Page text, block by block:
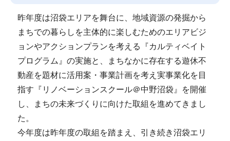
昨年度は沼袋エリアを舞台に、地域資源の発掘から
まちでの暮らしを主体的に楽しむためのエリアビジ
ョンやアクションプランを考える『カルティベイト
プログラム』の実施と、まちなかに存在する遊休不
動産を題材に活用案・事業計画を考え実事業化を目
指す『リノベーションスクール＠中野沼袋』を開催
し、まちの未来づくりに向けた取組を進めてきまし
た。
今年度は昨年度の取組を踏まえ、引き続き沼袋エリ